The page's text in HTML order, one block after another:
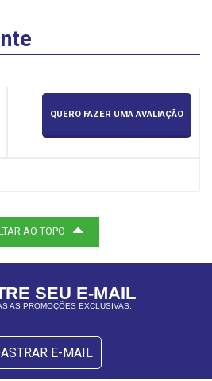
QUERO FAZER UMA AVALIAÇÃO
AO TOPO
SEU E-MAIL
AS PROMOÇÕES EXCLUSIVAS.
E-MAIL